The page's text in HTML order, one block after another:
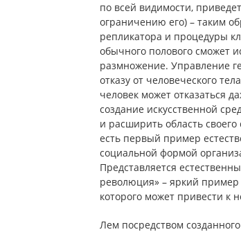
по всей видимости,
ограничению его) – таким
репликатора и процедуры
обычного полового сможет
размножение. Управление
отказу от человеческого
человек может отказаться
создание искусственной
и расширить область
есть первый пример
социальной формой
Представляется
революция» – яркий
которого может привести к
Лем посредством